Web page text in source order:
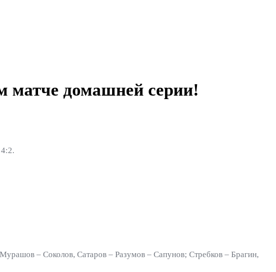
матче домашней серии!
– Соколов, Сатаров – Разумов – Сапунов; Стребков – Брагин,